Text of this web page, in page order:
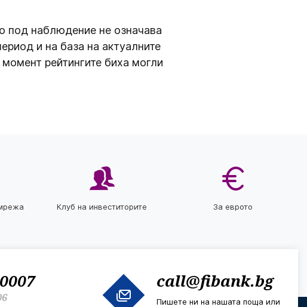
под наблюдение не означава
и на база на актуалните
рейтингите биха могли
Клуб на инвеститорите За еврото
call@fibank.bg
Пишете ни на нашата поща или